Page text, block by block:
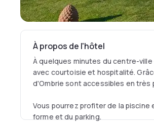
À propos de l'hôtel
À quelques minutes du centre-ville
avec courtoisie et hospitalité.
d'Ombrie sont accessibles en très
Vous pourrez profiter de la
forme et du parking.